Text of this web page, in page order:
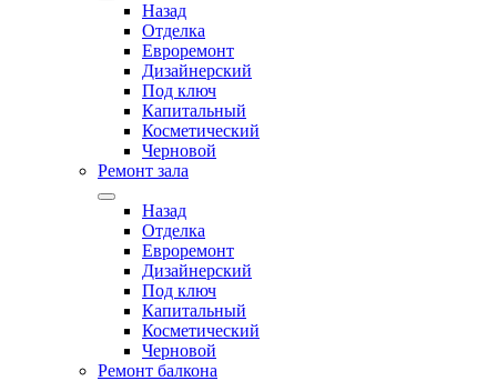
Назад
Отделка
Евроремонт
Дизайнерский
Под ключ
Капитальный
Косметический
Черновой
Ремонт зала
Назад
Отделка
Евроремонт
Дизайнерский
Под ключ
Капитальный
Косметический
Черновой
Ремонт балкона